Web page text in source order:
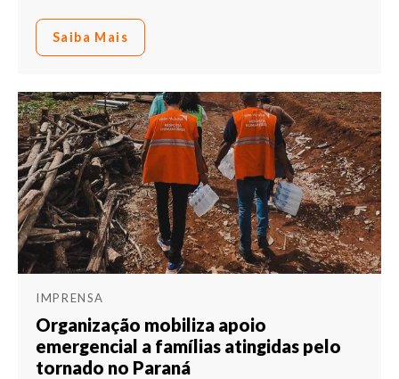
Saiba Mais
IMPRENSA
Organização mobiliza apoio
emergencial a famílias atingidas pelo
tornado no Paraná